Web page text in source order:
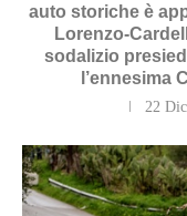
auto storiche è
Lorenzo-
sodalizio
l’ennesima
22